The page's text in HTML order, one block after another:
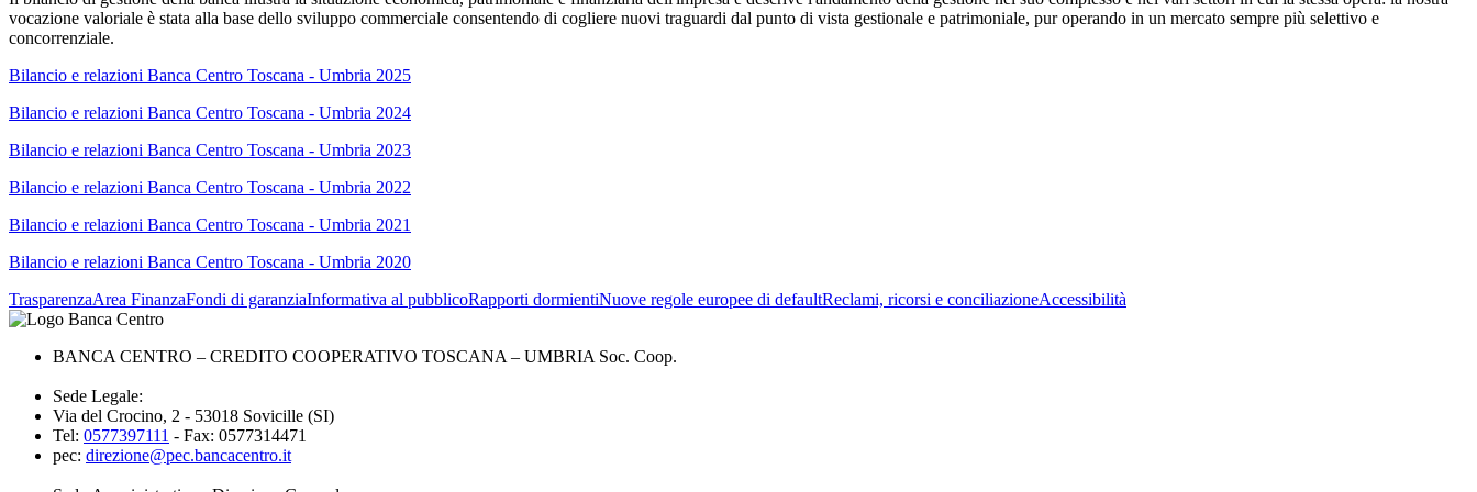
vocazione valoriale è stata alla base dello sviluppo commerciale consentendo di cogliere nuovi traguardi dal punto di vista gestionale e patrimoniale, pur operando in un mercato sempre più selettivo e
concorrenziale.
Bilancio e relazioni Banca Centro Toscana - Umbria 2025
Bilancio e relazioni Banca Centro Toscana - Umbria 2024
Bilancio e relazioni Banca Centro Toscana - Umbria 2023
Bilancio e relazioni Banca Centro Toscana - Umbria 2022
Bilancio e relazioni Banca Centro Toscana - Umbria 2021
Bilancio e relazioni Banca Centro Toscana - Umbria 2020
TrasparenzaArea FinanzaFondi di garanziaInformativa al pubblicoRapporti dormientiNuove regole europee di defaultReclami, ricorsi e conciliazioneAccessibilità
BANCA CENTRO – CREDITO COOPERATIVO TOSCANA – UMBRIA Soc. Coop.
Sede Legale:
Via del Crocino, 2 - 53018 Sovicille (SI)
Tel: 0577397111 - Fax: 0577314471
pec: direzione@pec.bancacentro.it